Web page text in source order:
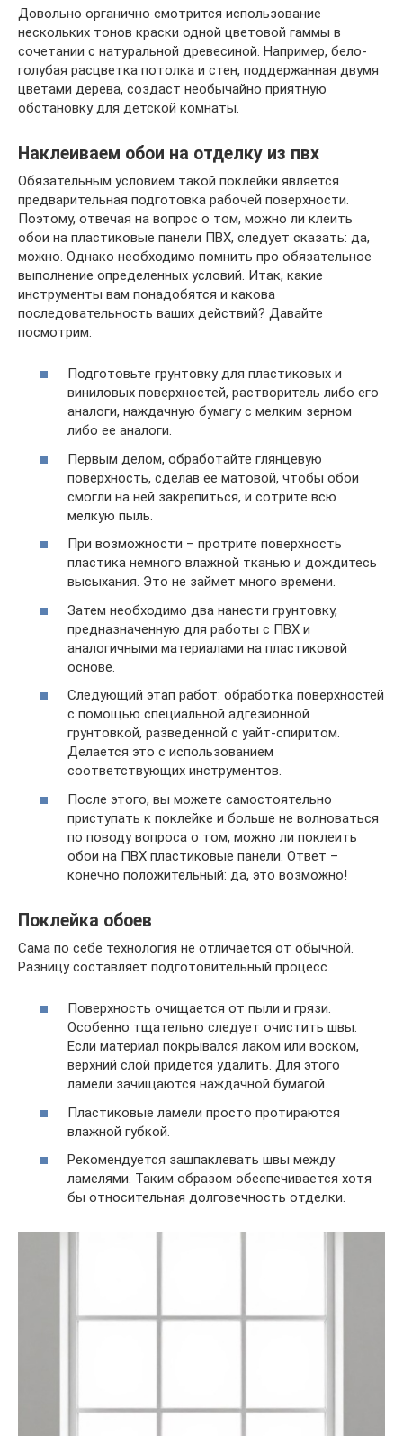
Довольно органично смотрится использование
нескольких тонов краски одной цветовой гаммы в
сочетании с натуральной древесиной. Например, бело-
голубая расцветка потолка и стен, поддержанная двумя
цветами дерева, создаст необычайно приятную
обстановку для детской комнаты.
Наклеиваем обои на отделку из пвх
Обязательным условием такой поклейки является
предварительная подготовка рабочей поверхности.
Поэтому, отвечая на вопрос о том, можно ли клеить
обои на пластиковые панели ПВХ, следует сказать: да,
можно. Однако необходимо помнить про обязательное
выполнение определенных условий. Итак, какие
инструменты вам понадобятся и какова
последовательность ваших действий? Давайте
посмотрим:
Подготовьте грунтовку для пластиковых и
виниловых поверхностей, растворитель либо его
аналоги, наждачную бумагу с мелким зерном
либо ее аналоги.
Первым делом, обработайте глянцевую
поверхность, сделав ее матовой, чтобы обои
смогли на ней закрепиться, и сотрите всю
мелкую пыль.
При возможности – протрите поверхность
пластика немного влажной тканью и дождитесь
высыхания. Это не займет много времени.
Затем необходимо два нанести грунтовку,
предназначенную для работы с ПВХ и
аналогичными материалами на пластиковой
основе.
Следующий этап работ: обработка поверхностей
с помощью специальной адгезионной
грунтовкой, разведенной с уайт-спиритом.
Делается это с использованием
соответствующих инструментов.
После этого, вы можете самостоятельно
приступать к поклейке и больше не волноваться
по поводу вопроса о том, можно ли поклеить
обои на ПВХ пластиковые панели. Ответ –
конечно положительный: да, это возможно!
Поклейка обоев
Сама по себе технология не отличается от обычной.
Разницу составляет подготовительный процесс.
Поверхность очищается от пыли и грязи.
Особенно тщательно следует очистить швы.
Если материал покрывался лаком или воском,
верхний слой придется удалить. Для этого
ламели зачищаются наждачной бумагой.
Пластиковые ламели просто протираются
влажной губкой.
Рекомендуется зашпаклевать швы между
ламелями. Таким образом обеспечивается хотя
бы относительная долговечность отделки.